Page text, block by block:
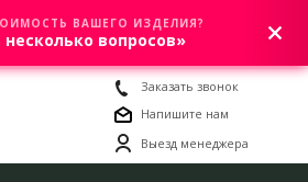
0
Заказать звонок
Напишите нам
Выезд менеджера
ВАШЕГО ИЗДЕЛИЯ?
вопросов»